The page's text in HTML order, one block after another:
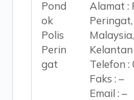
Pond
ok
Polis
Perin
gat
Alamat :
Kelantan
Telefon
Faks : –
Email : –